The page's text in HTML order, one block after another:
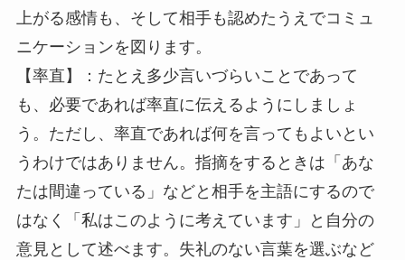
上がる感情も、そして相手も認めたうえでコミュ
ニケーションを図ります。
【率直】：たとえ多少言いづらいことであって
も、必要であれば率直に伝えるようにしましょ
う。ただし、率直であれば何を言ってもよいとい
うわけではありません。指摘をするときは「あな
たは間違っている」などと相手を主語にするので
はなく「私はこのように考えています」と自分の
意見として述べます。失礼のない言葉を選ぶなど